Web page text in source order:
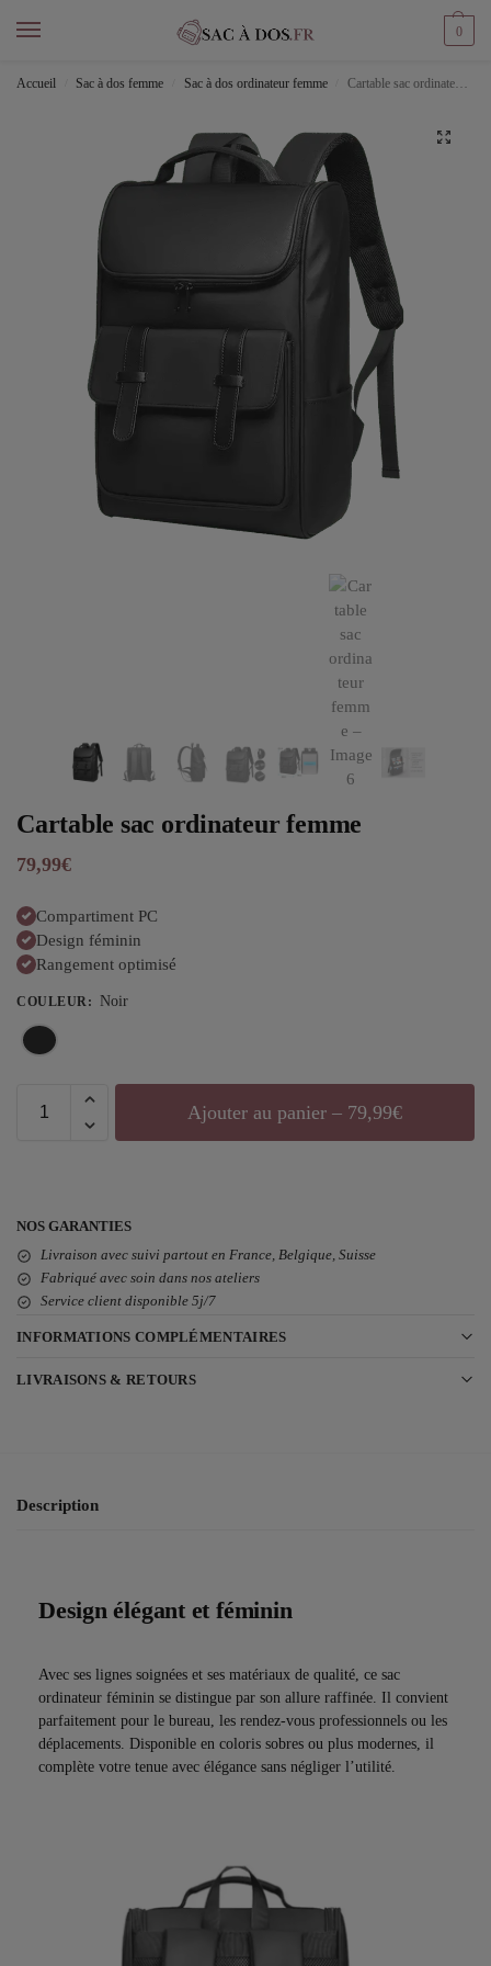
0
Accueil Sac à dos femme Sac à dos ordinateur femme Cartable sac ordinateur femme
Cartable sac ordinateur femme
79,99€
Compartiment PC
Design féminin
Rangement optimisé
COULEUR: Noir
Ajouter au panier – 79,99€
NOS GARANTIES
Livraison avec suivi partout en France, Belgique, Suisse
Fabriqué avec soin dans nos ateliers
Service client disponible 5j/7
INFORMATIONS COMPLÉMENTAIRES
LIVRAISONS & RETOURS
Description
Design élégant et féminin
Avec ses lignes soignées et ses matériaux de qualité, ce sac
ordinateur féminin se distingue par son allure raffinée. Il convient
parfaitement pour le bureau, les rendez-vous professionnels ou les
déplacements. Disponible en coloris sobres ou plus modernes, il
complète votre tenue avec élégance sans négliger l’utilité.